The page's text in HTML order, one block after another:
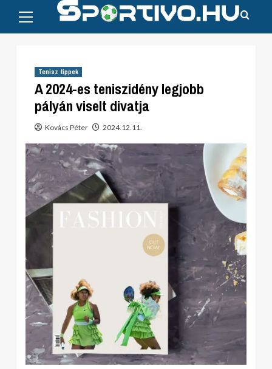
content
Menu
Tenisz tippek
A 2024-es teniszidény legjobb
pályán viselt divatja
Kovács Péter 2024.12.11.